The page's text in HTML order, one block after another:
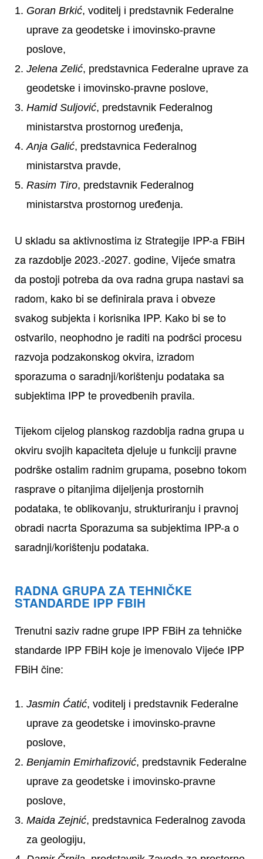
Goran Brkić, voditelj i predstavnik Federalne
uprave za geodetske i imovinsko-pravne
poslove,
Jelena Zelić, predstavnica Federalne uprave za
geodetske i imovinsko-pravne poslove,
Hamid Suljović, predstavnik Federalnog
ministarstva prostornog uređenja,
Anja Galić, predstavnica Federalnog
ministarstva pravde,
Rasim Tiro, predstavnik Federalnog
ministarstva prostornog uređenja.
U skladu sa aktivnostima iz Strategije IPP-a FBiH
za razdoblje 2023.-2027. godine, Vijeće smatra
da postoji potreba da ova radna grupa nastavi sa
radom, kako bi se definirala prava i obveze
svakog subjekta i korisnika IPP. Kako bi se to
ostvarilo, neophodno je raditi na podršci procesu
razvoja podzakonskog okvira, izradom
sporazuma o saradnji/korištenju podataka sa
subjektima IPP te provedbenih pravila.
Tijekom cijelog planskog razdoblja radna grupa u
okviru svojih kapaciteta djeluje u funkciji pravne
podrške ostalim radnim grupama, posebno tokom
rasprave o pitanjima dijeljenja prostornih
podataka, te oblikovanju, strukturiranju i pravnoj
obradi nacrta Sporazuma sa subjektima IPP-a o
saradnji/korištenju podataka.
RADNA GRUPA ZA TEHNIČKE
STANDARDE IPP FBIH
Trenutni saziv radne grupe IPP FBiH za tehničke
standarde IPP FBiH koje je imenovalo Vijeće IPP
FBiH čine:
Jasmin Ćatić, voditelj i predstavnik Federalne
uprave za geodetske i imovinsko-pravne
poslove,
Benjamin Emirhafizović, predstavnik Federalne
uprave za geodetske i imovinsko-pravne
poslove,
Maida Zejnić, predstavnica Federalnog zavoda
za geologiju,